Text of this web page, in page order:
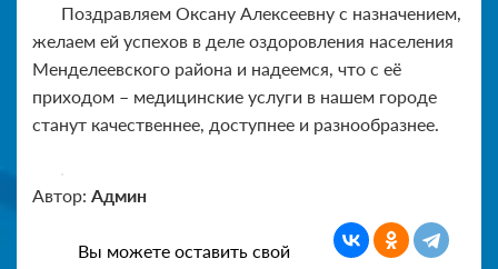
Поздравляем Оксану Алексеевну с назначением,
желаем ей успехов в деле оздоровления населения
Менделеевского района и надеемся, что с её
приходом – медицинские услуги в нашем городе
станут качественнее, доступнее и разнообразнее.
Автор: Админ
Вы можете оставить свой